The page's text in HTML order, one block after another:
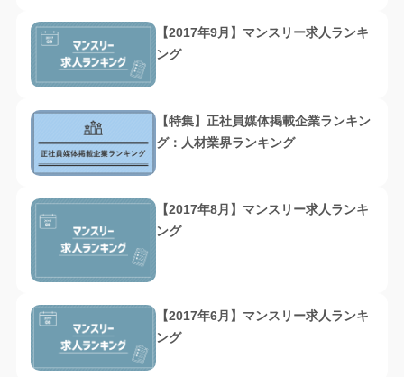
【2017年9月】マンスリー求人ランキ
ング
【特集】正社員媒体掲載企業ランキン
グ：人材業界ランキング
【2017年8月】マンスリー求人ランキ
ング
【2017年6月】マンスリー求人ランキ
ング